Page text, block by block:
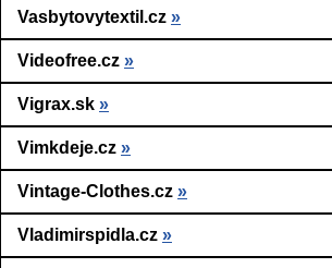
Vasbytovytextil.cz »
Videofree.cz »
Vigrax.sk »
Vimkdeje.cz »
Vintage-Clothes.cz »
Vladimirspidla.cz »